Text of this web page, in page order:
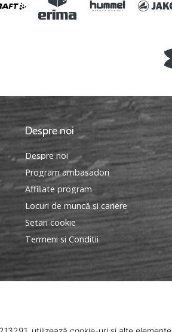
Despre noi
Despre noi
Program ambasadori
Affiliate program
Locuri de muncă și cariere
Setari cookie
Termeni si Conditii